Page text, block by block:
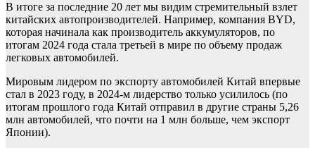
В итоге за последние 20 лет мы видим стремительный взлет
китайских автопроизводителей. Например, компания BYD,
которая начинала как производитель аккумуляторов, по
итогам 2024 года стала третьей в мире по объему продаж
легковых автомобилей.
Мировым лидером по экспорту автомобилей Китай впервые
стал в 2023 году, в 2024-м лидерство только усилилось (по
итогам прошлого года Китай отправил в другие страны 5,26
млн автомобилей, что почти на 1 млн больше, чем экспорт
Японии).